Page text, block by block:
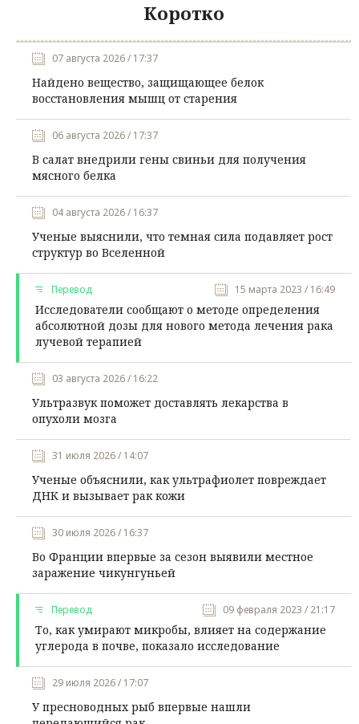
Коротко
07 августа 2026 / 17:37
Найдено вещество, защищающее белок
восстановления мышц от старения
06 августа 2026 / 17:37
В салат внедрили гены свиньи для получения
мясного белка
04 августа 2026 / 16:37
Ученые выяснили, что темная сила подавляет рост
структур во Вселенной
Перевод 15 марта 2023 / 16:49
Исследователи сообщают о методе определения
абсолютной дозы для нового метода лечения рака
лучевой терапией
03 августа 2026 / 16:22
Ультразвук поможет доставлять лекарства в
опухоли мозга
31 июля 2026 / 14:07
Ученые объяснили, как ультрафиолет повреждает
ДНК и вызывает рак кожи
30 июля 2026 / 16:37
Во Франции впервые за сезон выявили местное
заражение чикунгуньей
Перевод 09 февраля 2023 / 21:17
То, как умирают микробы, влияет на содержание
углерода в почве, показало исследование
29 июля 2026 / 17:07
У пресноводных рыб впервые нашли